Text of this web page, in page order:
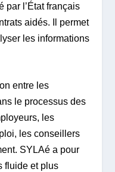
par l’État français
aidés. Il permet
les informations
entre les
le processus des
les
les conseillers
SYLAé a pour
fluide et plus